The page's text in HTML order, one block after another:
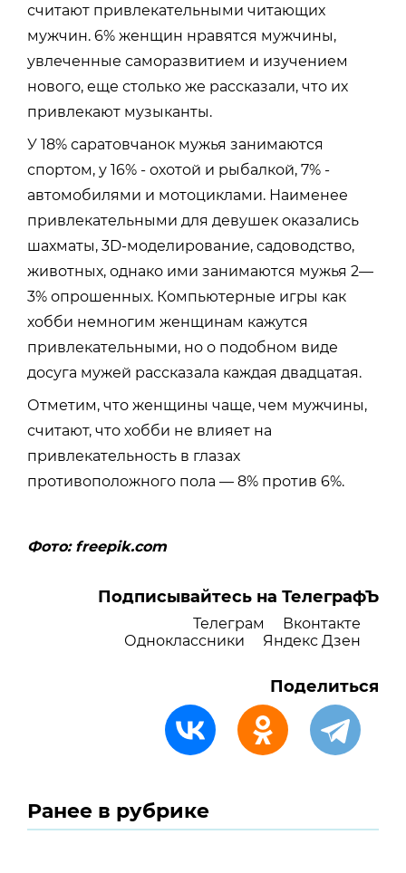
считают привлекательными читающих
мужчин. 6% женщин нравятся мужчины,
увлеченные саморазвитием и изучением
нового, еще столько же рассказали, что их
привлекают музыканты.
У 18% саратовчанок мужья занимаются
спортом, у 16% - охотой и рыбалкой, 7% -
автомобилями и мотоциклами. Наименее
привлекательными для девушек оказались
шахматы, 3D-моделирование, садоводство,
животных, однако ими занимаются мужья 2—
3% опрошенных. Компьютерные игры как
хобби немногим женщинам кажутся
привлекательными, но о подобном виде
досуга мужей рассказала каждая двадцатая.
Отметим, что женщины чаще, чем мужчины,
считают, что хобби не влияет на
привлекательность в глазах
противоположного пола — 8% против 6%.
Фото: freepik.com
Подписывайтесь на ТелеграфЪ
Телеграм
Вконтакте
Одноклассники
Яндекс Дзен
Поделиться
Ранее в рубрике